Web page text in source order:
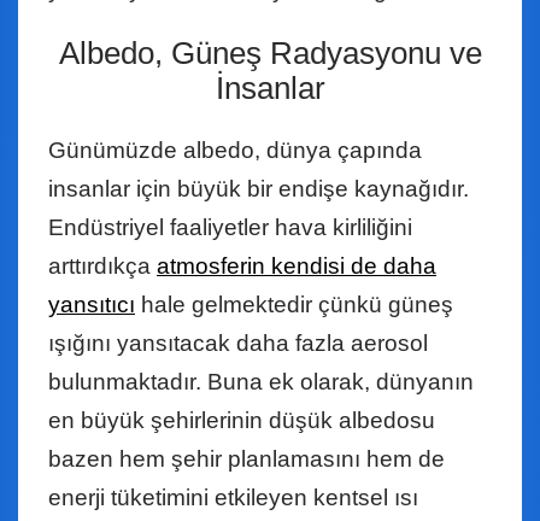
Albedo, Güneş Radyasyonu ve
İnsanlar
Günümüzde albedo, dünya çapında
insanlar için büyük bir endişe kaynağıdır.
Endüstriyel faaliyetler hava kirliliğini
arttırdıkça atmosferin kendisi de daha
yansıtıcı hale gelmektedir çünkü güneş
ışığını yansıtacak daha fazla aerosol
bulunmaktadır. Buna ek olarak, dünyanın
en büyük şehirlerinin düşük albedosu
bazen hem şehir planlamasını hem de
enerji tüketimini etkileyen kentsel ısı